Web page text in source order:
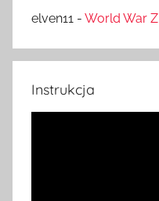
elven11 - World War Z
Instrukcja